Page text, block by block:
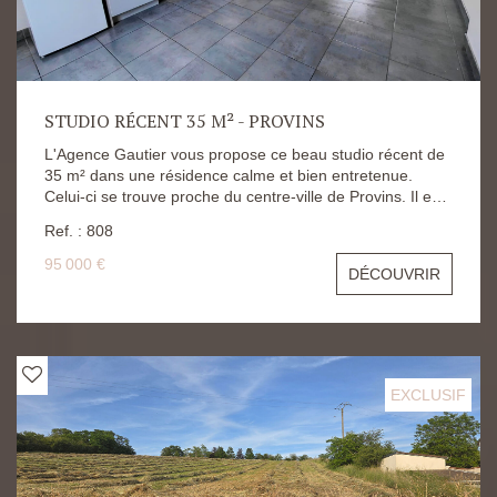
STUDIO RÉCENT 35 M² - PROVINS
L'Agence Gautier vous propose ce beau studio récent de
35 m² dans une résidence calme et bien entretenue.
Celui-ci se trouve proche du centre-ville de Provins. Il est
compose comme suit : entrée, dégagement pour
stockage, pièce principale avec kitchenette et enfin salle
questions complémentaires ou si vous souhaitez visiter.
Ref. : 808
95 000 €
DÉCOUVRIR
EXCLUSIF